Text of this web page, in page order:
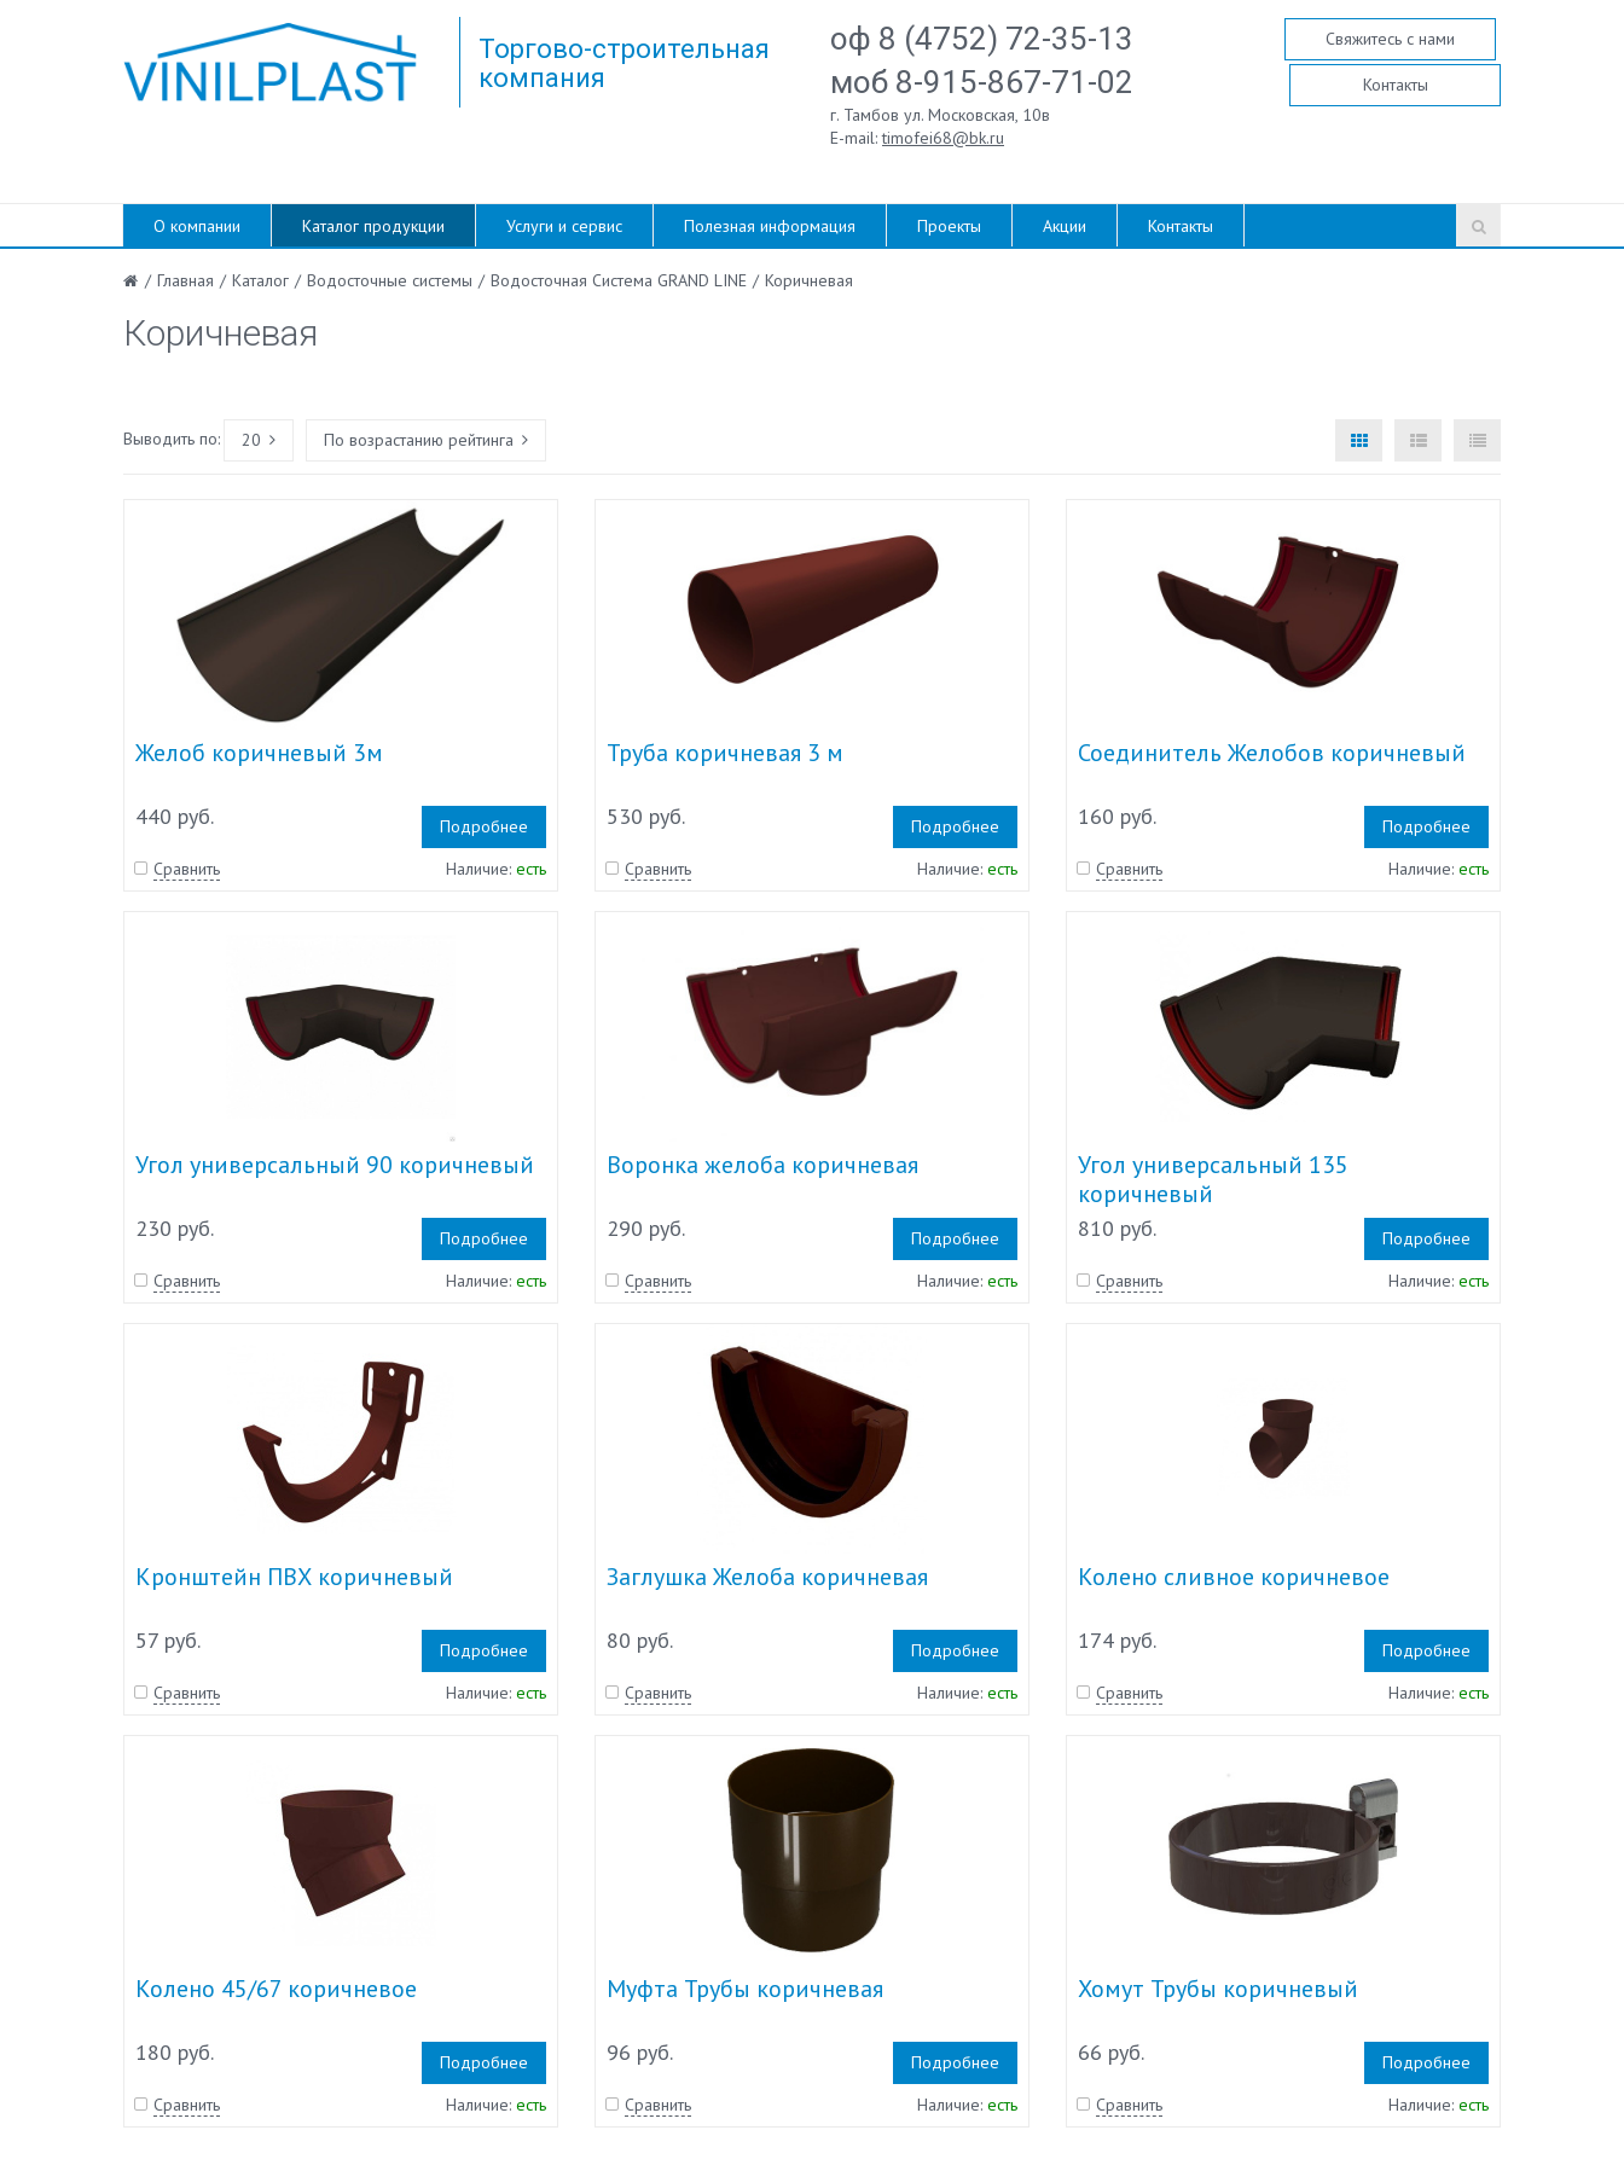
Торгово-строительная
компания
оф 8 (4752) 72-35-13
моб 8-915-867-71-02
г. Тамбов ул. Московская, 10в
E-mail:timofei68@bk.ru
Свяжитесь с нами
Контакты
О компании Каталог продукции Услуги и сервис Полезная информация Проекты Акции Контакты
/ Главная / Каталог / Водосточные системы / Водосточная Система GRAND LINE / Коричневая
Коричневая
Выводить по: 20 По возрастанию рейтинга
Желоб коричневый 3м
440 руб.
Подробнее
Сравнить
Наличие:есть
Труба коричневая 3 м
530 руб.
Подробнее
Сравнить
Наличие:есть
Соединитель Желобов коричневый
160 руб.
Подробнее
Сравнить
Наличие:есть
Угол универсальный 90 коричневый
230 руб.
Подробнее
Сравнить
Наличие:есть
Воронка желоба коричневая
290 руб.
Подробнее
Сравнить
Наличие:есть
Угол универсальный 135
коричневый
810 руб.
Подробнее
Сравнить
Наличие:есть
Кронштейн ПВХ коричневый
57 руб.
Подробнее
Сравнить
Наличие:есть
Заглушка Желоба коричневая
80 руб.
Подробнее
Сравнить
Наличие:есть
Колено сливное коричневое
174 руб.
Подробнее
Сравнить
Наличие:есть
Колено 45/67 коричневое
180 руб.
Подробнее
Сравнить
Наличие:есть
Муфта Трубы коричневая
96 руб.
Подробнее
Сравнить
Наличие:есть
Хомут Трубы коричневый
66 руб.
Подробнее
Сравнить
Наличие:есть